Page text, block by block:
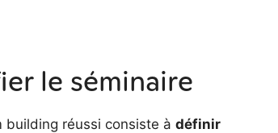
le séminaire
building réussi consiste à définir